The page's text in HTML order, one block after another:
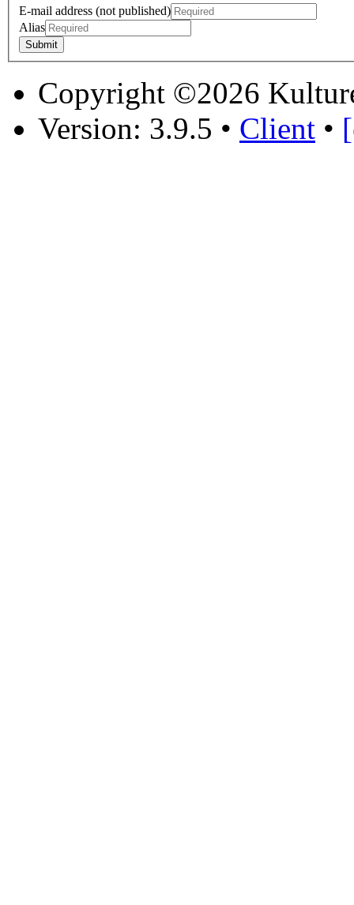
E-mail address (not published)
Alias
Copyright ©2026
Version: 3.9.5 • Client •